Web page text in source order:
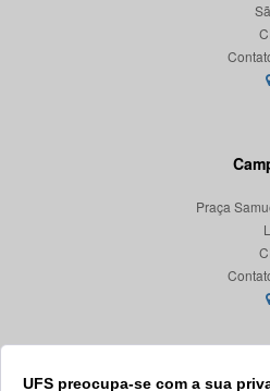
UFS preocupa-se com a sua
Praça